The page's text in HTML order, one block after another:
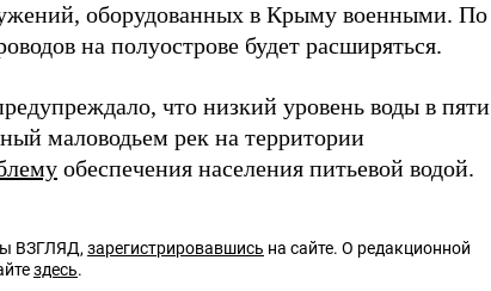
оборудованных в Крыму военными. По
на полуострове будет расширяться.
что низкий уровень воды в пяти
маловодьем рек на территории
обеспечения населения питьевой водой.
ВЗГЛЯД, зарегистрировавшись на сайте. О редакционной
здесь.